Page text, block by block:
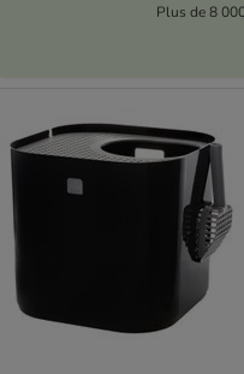
Plus de 8